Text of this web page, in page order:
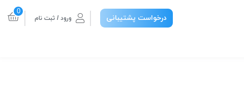
درخواست پشتیبانی ورود / ثبت نام
0